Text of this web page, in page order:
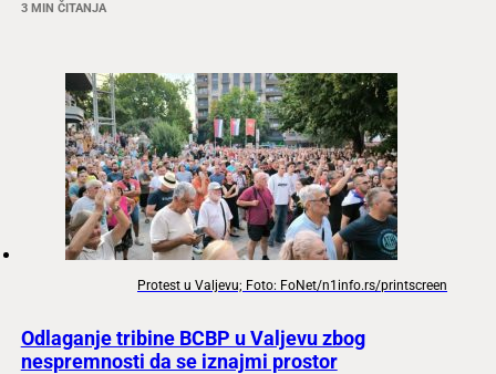
3 MIN ČITANJA
Protest u Valjevu; Foto: FoNet/n1info.rs/printscreen
Odlaganje tribine BCBP u Valjevu zbog
nespremnosti da se iznajmi prostor